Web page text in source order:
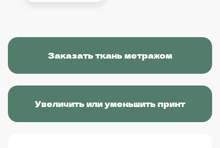
Заказать ткань метражом
Увеличить или уменьшить принт